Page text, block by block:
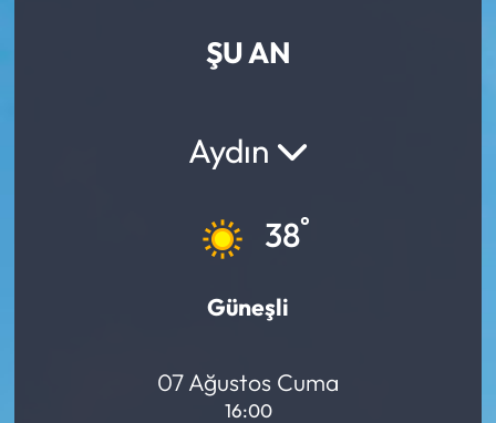
ŞU AN
Aydın
38°
Güneşli
07 Ağustos Cuma
16:00